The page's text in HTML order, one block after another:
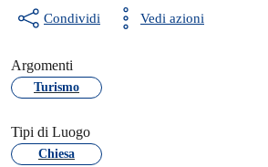
Condividi Vedi azioni
Argomenti
Turismo
Tipi di Luogo
Chiesa